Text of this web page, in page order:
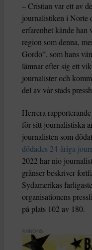
– Cristian var ett av
journalistiken i Norte
erfarenhet kände han
region som denna,
Gordo”, som hans
lämnar efter sig ett
journalister och
del av vår stads
Herrera
för sitt journalistiska
journalisten som
dödades 24-åriga
2022 har nio
gränser beskriver
Sydamerikas
organisationens
på plats 102 av 180.
ANNONS